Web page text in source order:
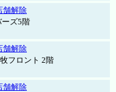
舗解除
ズ5階
舗解除
フロント 2階
舗解除